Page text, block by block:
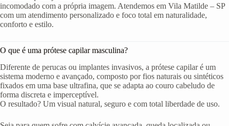
incomodado com a própria imagem. Atendemos em Vila Matilde – SP
com um atendimento personalizado e foco total em naturalidade,
conforto e estilo.
O que é uma prótese capilar masculina?
Diferente de perucas ou implantes invasivos, a prótese capilar é um
sistema moderno e avançado, composto por fios naturais ou sintéticos
fixados em uma base ultrafina, que se adapta ao couro cabeludo de
forma discreta e imperceptível.
O resultado? Um visual natural, seguro e com total liberdade de uso.